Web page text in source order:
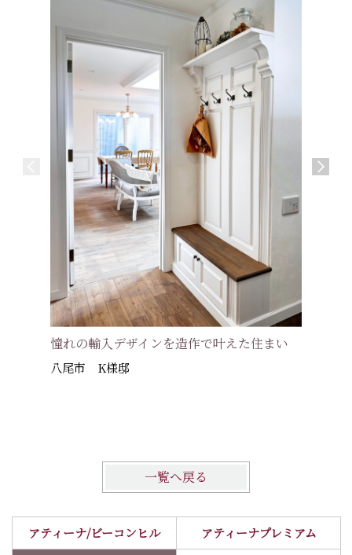
憧れの輸入デザインを造作で叶えた住まい
八尾市 K様邸
一覧へ戻る
アティーナ/ビーコンヒル
アティーナプレミアム